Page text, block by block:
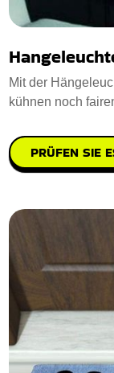
Mit der
kühnen noch
PRÜFEN SIE